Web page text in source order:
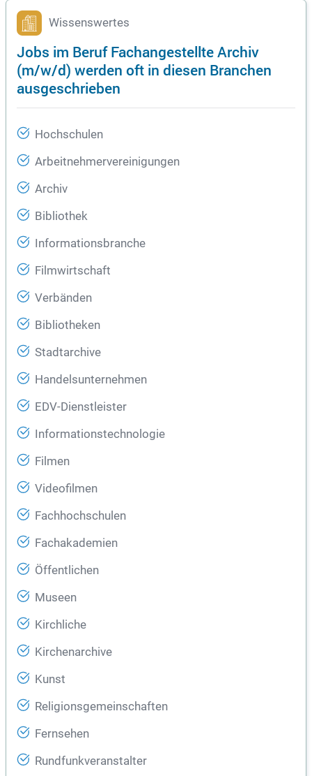
Wissenswertes
Jobs im Beruf Fachangestellte Archiv
(m/w/d) werden oft in diesen Branchen
ausgeschrieben
Hochschulen
Arbeitnehmervereinigungen
Archiv
Bibliothek
Informationsbranche
Filmwirtschaft
Verbänden
Bibliotheken
Stadtarchive
Handelsunternehmen
EDV-Dienstleister
Informationstechnologie
Filmen
Videofilmen
Fachhochschulen
Fachakademien
Öffentlichen
Museen
Kirchliche
Kirchenarchive
Kunst
Religionsgemeinschaften
Fernsehen
Rundfunkveranstalter